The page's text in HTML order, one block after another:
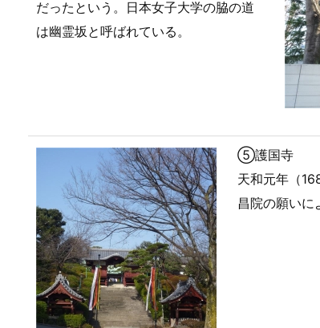
だったという。日本女子大学の脇の道
は幽霊坂と呼ばれている。
⑤護国寺
天和元年（
昌院の願いに